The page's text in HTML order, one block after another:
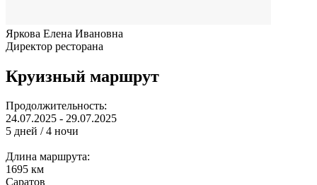
Яркова Елена Ивановна
Директор ресторана
Круизный маршрут
Продолжительность:
24.07.2025 - 29.07.2025
5 дней / 4 ночи
Длина маршрута:
1695 км
Саратов